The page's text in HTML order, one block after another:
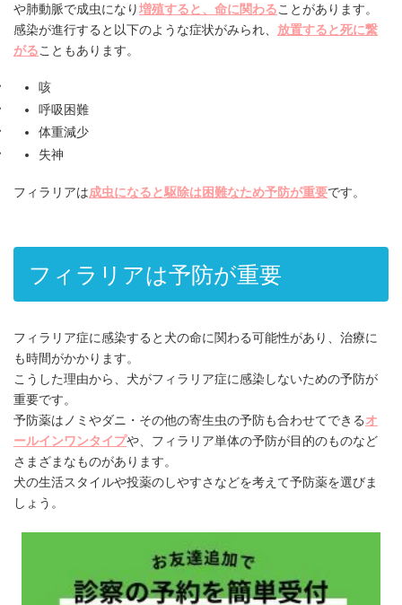
や肺動脈で成虫になり増殖すると、命に関わることがあります。
感染が進行すると以下のような症状がみられ、 放置すると死に繋
がることもあります。
咳
呼吸困難
体重減少
失神
フィラリアは成虫になると駆除は困難なため予防が重要です。
フィラリアは予防が重要
フィラリア症に感染すると犬の命に関わる可能性があり、治療に
も時間がかかります。
こうした理由から、犬がフィラリア症に感染しないための予防が
重要です。
予防薬はノミやダニ・その他の寄生虫の予防も合わせてできるオ
ールインワンタイプや、フィラリア単体の予防が目的のものなど
さまざまなものがあります。
犬の生活スタイルや投薬のしやすさなどを考えて予防薬を選びま
しょう。